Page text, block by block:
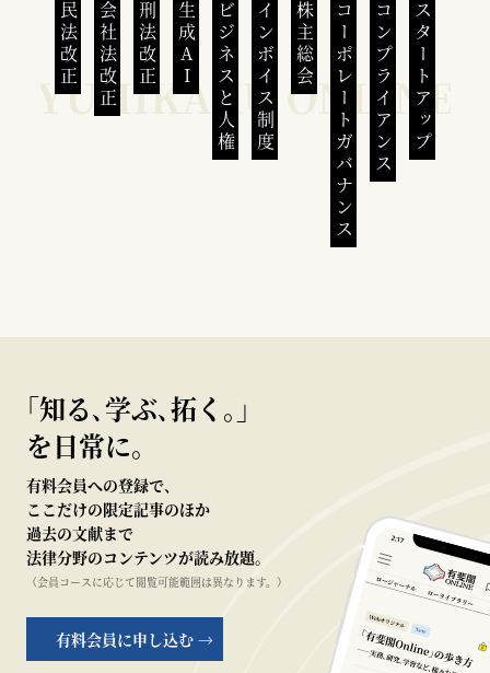
民法改正 会社法改正 刑法改正 生成AI ビジネスと人権インボイス制度 株主総会 コーポレートガバナンスコンプライアンススタートアップ
｢知る､学ぶ､拓く｡｣
を日常に。
有料会員への登録で、
ここだけの限定記事のほか
過去の文献まで
法律分野のコンテンツが読み放題。
（会員コースに応じて閲覧可能範囲は異なります。）
有料会員に申し込む →